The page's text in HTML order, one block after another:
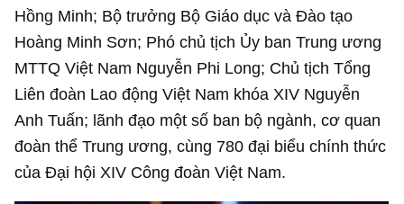
Hồng Minh; Bộ trưởng Bộ Giáo dục và Đào tạo
Hoàng Minh Sơn; Phó chủ tịch Ủy ban Trung ương
MTTQ Việt Nam Nguyễn Phi Long; Chủ tịch Tổng
Liên đoàn Lao động Việt Nam khóa XIV Nguyễn
Anh Tuấn; lãnh đạo một số ban bộ ngành, cơ quan
đoàn thể Trung ương, cùng 780 đại biểu chính thức
của Đại hội XIV Công đoàn Việt Nam.